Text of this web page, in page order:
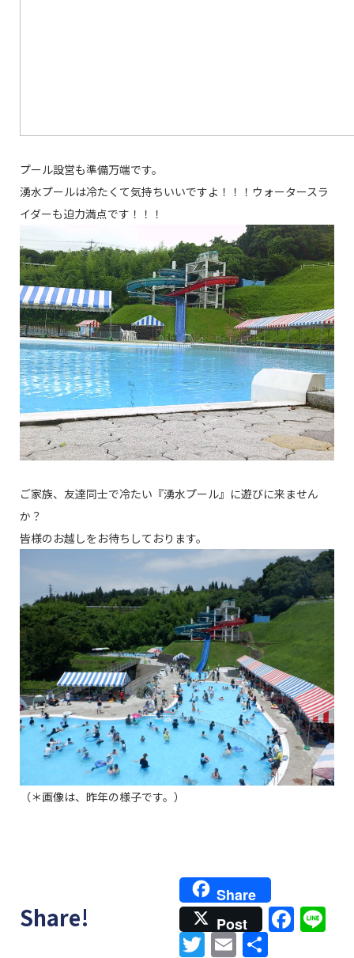
プール設営も準備万端です。
湧水プールは冷たくて気持ちいいですよ！！！ウォータースラ
イダーも迫力満点です！！！
ご家族、友達同士で冷たい『湧水プール』に遊びに来ません
か？
皆様のお越しをお待ちしております。
（＊画像は、昨年の様子です。）
Share!
Share
Post
Twitter
Email
共